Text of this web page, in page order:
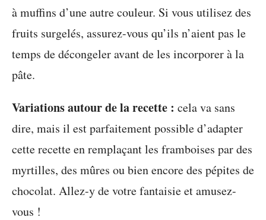
à muffins d’une autre couleur. Si vous utilisez des
fruits surgelés, assurez-vous qu’ils n’aient pas le
temps de décongeler avant de les incorporer à la
pâte.
Variations autour de la recette : cela va sans
dire, mais il est parfaitement possible d’adapter
cette recette en remplaçant les framboises par des
myrtilles, des mûres ou bien encore des pépites de
chocolat. Allez-y de votre fantaisie et amusez-
vous !